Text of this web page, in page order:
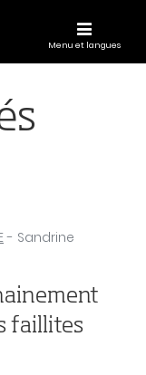
Menu et langues
- Sandrine
faillites